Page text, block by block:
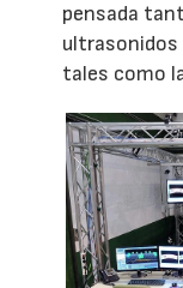
pensada
ultrasonidos
tales como